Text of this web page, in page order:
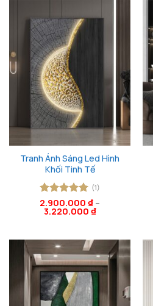
Tranh Ánh Sáng Led Hình
Khối Tinh Tế
Được xếp
hạng55
(1)
2.900.000 ₫ –
3.220.000 ₫